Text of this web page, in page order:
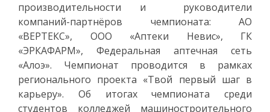
производительности и руководители
компаний-партнёров чемпионата: АО
«ВЕРТЕКС», ООО «Аптеки Невис», ГК
«ЭРКАФАРМ», Федеральная аптечная сеть
«Алоэ». Чемпионат проводится в рамках
регионального проекта «Твой первый шаг в
карьеру». Об итогах чемпионата среди
студентов колледжей машиностроительного